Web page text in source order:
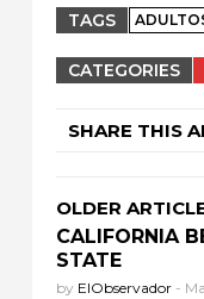
TAGS
CATEGORIES
SHARE THIS
OLDER
CALIFORNIA
STATE
by ElObservador -